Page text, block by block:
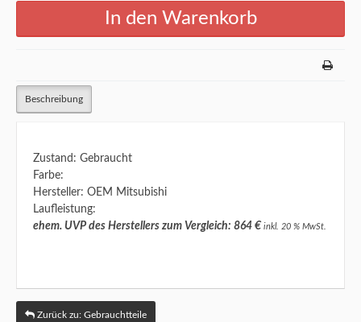
Beschreibung
Zustand: Gebraucht
Farbe:
Hersteller: OEM Mitsubishi
Laufleistung:
ehem. UVP des Herstellers zum Vergleich: 864 € inkl. 20 % MwSt.
Zurück zu: Gebrauchtteile